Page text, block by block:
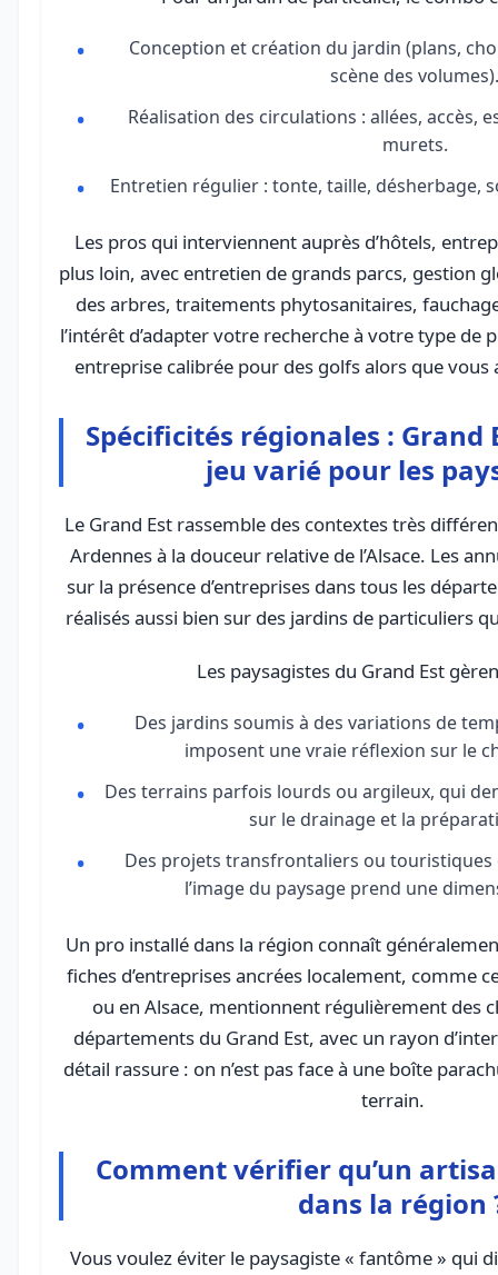
Conception et création du jardin (plans,
scène des volumes).
Réalisation des circulations : allées, accès,
murets.
Entretien régulier : tonte, taille, désherbage,
Les pros qui interviennent auprès d’hôtels,
plus loin, avec entretien de grands parcs, gestion
des arbres, traitements phytosanitaires,
l’intérêt d’adapter votre recherche à votre type de
entreprise calibrée pour des golfs alors que vous
Spécificités régionales : Grand
jeu varié pour les
Le Grand Est rassemble des contextes très
Ardennes à la douceur relative de l’Alsace. Les
sur la présence d’entreprises dans tous les
réalisés aussi bien sur des jardins de particuliers
Les paysagistes du Grand Est
Des jardins soumis à des variations de
imposent une vraie réflexion sur le
Des terrains parfois lourds ou argileux, qui
sur le drainage et la
Des projets transfrontaliers ou touristiques
l’image du paysage prend une
Un pro installé dans la région connaît
fiches d’entreprises ancrées localement, comme
ou en Alsace, mentionnent régulièrement des
départements du Grand Est, avec un rayon
détail rassure : on n’est pas face à une boîte
terrain.
Comment vérifier qu’un
dans la région
Vous voulez éviter le paysagiste « fantôme » qui